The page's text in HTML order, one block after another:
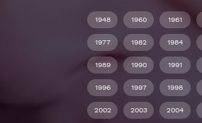
1948 1960 1961
1977 1982 1984
1989 1990 1991
1996 1997 1998
2002 2003 2004